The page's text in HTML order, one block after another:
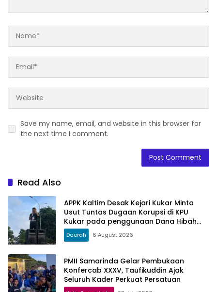
Save my name, email, and website in this browser for
the next time I comment.
Read Also
APPK Kaltim Desak Kejari Kukar Minta
Usut Tuntas Dugaan Korupsi di KPU
Kukar pada penggunaan Dana Hibah
PSU Kukar Tahun 2025
Daerah 6 August 2026
PMII Samarinda Gelar Pembukaan
Konfercab XXXV, Taufikuddin Ajak
Seluruh Kader Perkuat Persatuan